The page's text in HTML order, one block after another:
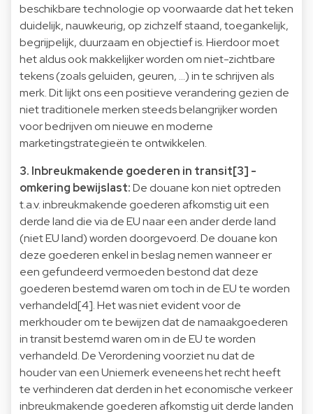
beschikbare technologie op voorwaarde dat het teken
duidelijk, nauwkeurig, op zichzelf staand, toegankelijk,
begrijpelijk, duurzaam en objectief is. Hierdoor moet
het aldus ook makkelijker worden om niet-zichtbare
tekens (zoals geluiden, geuren, ...) in te schrijven als
merk. Dit lijkt ons een positieve verandering gezien de
niet traditionele merken steeds belangrijker worden
voor bedrijven om nieuwe en moderne
marketingstrategieën te ontwikkelen.
3. Inbreukmakende goederen in transit[3] -
omkering bewijslast:De douane kon niet optreden
t.a.v. inbreukmakende goederen afkomstig uit een
derde land die via de EU naar een ander derde land
(niet EU land) worden doorgevoerd. De douane kon
deze goederen enkel in beslag nemen wanneer er
een gefundeerd vermoeden bestond dat deze
goederen bestemd waren om toch in de EU te worden
verhandeld[4]. Het was niet evident voor de
merkhouder om te bewijzen dat de namaakgoederen
in transit bestemd waren om in de EU te worden
verhandeld. De Verordening voorziet nu dat de
houder van een Uniemerk eveneens het recht heeft
te verhinderen dat derden in het economische verkeer
inbreukmakende goederen afkomstig uit derde landen